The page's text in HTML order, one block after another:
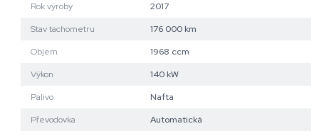
Rok výroby
2017
Stav tachometru
176 000 km
Objem
1968 ccm
Výkon
140 kW
Palivo
Nafta
Převodovka
Automatická